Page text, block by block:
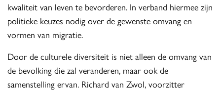
kwaliteit van leven te bevorderen. In verband hiermee zijn
politieke keuzes nodig over de gewenste omvang en
vormen van migratie.
Door de culturele diversiteit is niet alleen de omvang van
de bevolking die zal veranderen, maar ook de
samenstelling ervan. Richard van Zwol, voorzitter